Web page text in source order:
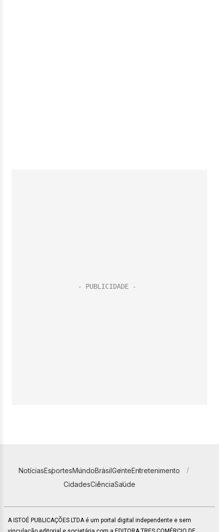
NotíciasEsportesMundoBrasilGenteEntretenimento
CidadesCiênciaSaúde
A ISTOÉ PUBLICAÇÕES LTDA é um portal digital independente e sem